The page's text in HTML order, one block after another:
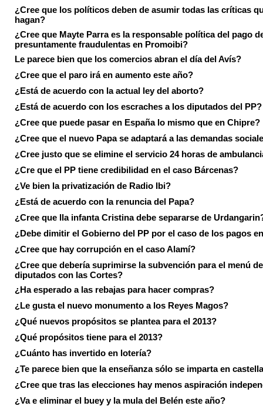
¿Cree que los políticos deben de asumir todas las críticas
hagan?
¿Cree que Mayte Parra es la responsable política del pago
presuntamente fraudulentas en Promoibi?
Le parece bien que los comercios abran el día del Avís?
¿Cree que el paro irá en aumento este año?
¿Está de acuerdo con la actual ley del aborto?
¿Está de acuerdo con los escraches a los diputados del PP?
¿Cree que puede pasar en España lo mismo que en Chipre?
¿Cree que el nuevo Papa se adaptará a las demandas
¿Cree justo que se elimine el servicio 24 horas de
¿Cre que el PP tiene credibilidad en el caso Bárcenas?
¿Ve bien la privatización de Radio Ibi?
¿Está de acuerdo con la renuncia del Papa?
¿Cree que lla infanta Cristina debe separarse de
¿Debe dimitir el Gobierno del PP por el caso de los pagos
¿Cree que hay corrupción en el caso Alamí?
¿Cree que debería suprimirse la subvención para el menú
diputados con las Cortes?
¿Ha esperado a las rebajas para hacer compras?
¿Le gusta el nuevo monumento a los Reyes Magos?
¿Qué nuevos propósitos se plantea para el 2013?
¿Qué propósitos tiene para el 2013?
¿Cuánto has invertido en lotería?
¿Te parece bien que la enseñanza sólo se imparta en
¿Cree que tras las elecciones hay menos aspiración
¿Va e eliminar el buey y la mula del Belén este año?